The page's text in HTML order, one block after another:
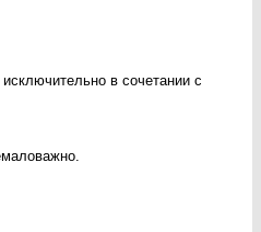
в сочетании с